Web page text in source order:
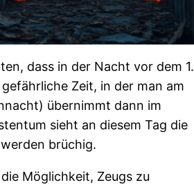
dass in der Nacht vor dem 1.
Zeit, in der man am
übernimmt dann im
sieht an diesem Tag die
brüchig.
Möglichkeit, Zeugs zu